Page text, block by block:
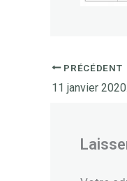
PRÉCÉDENT
11 janvier